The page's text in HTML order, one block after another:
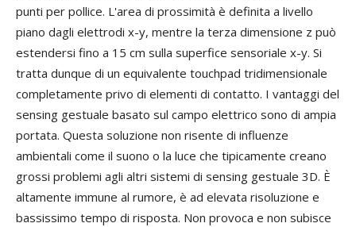
punti per pollice. L'area di prossimità è definita a livello
piano dagli elettrodi x-y, mentre la terza dimensione z può
estendersi fino a 15 cm sulla superfice sensoriale x-y. Si
tratta dunque di un equivalente touchpad tridimensionale
completamente privo di elementi di contatto. I vantaggi del
sensing gestuale basato sul campo elettrico sono di ampia
portata. Questa soluzione non risente di influenze
ambientali come il suono o la luce che tipicamente creano
grossi problemi agli altri sistemi di sensing gestuale 3D. È
altamente immune al rumore, è ad elevata risoluzione e
bassissimo tempo di risposta. Non provoca e non subisce